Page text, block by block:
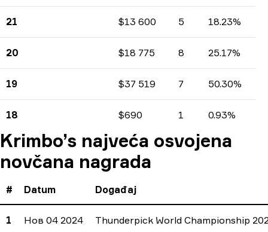
21 Zarade
$13 600
Broj turnira 5
Procenti 18.23%
20 Zarade
$18 775
Broj turnira 8
Procenti 25.17%
19 Zarade
$37 519
Broj turnira 7
Procenti 50.30%
18 Zarade
$690
Broj turnira 1
Procenti 0.93%
Krimbo’s najveća osvojena
novčana nagrada
# Datum Događaj
1 Нов 04 2024 Thunderpick World Championship